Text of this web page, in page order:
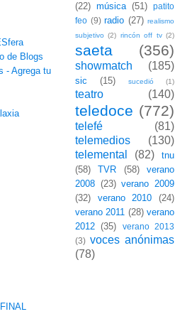
(22) música (51)
patito
feo (9) radio (27) realismo
subjetivo (2) rincón off tv (2)
saeta (356)
showmatch (185)
sic (15) sucedió (1)
teatro (140)
teledoce (772)
telefé
(81)
telemedios
(130)
telemental
(82)
tnu
(58)
TVR (58)
verano
2008 (23) verano 2009
(32)
verano 2010
(24)
verano 2011 (28) verano
2012 (35)
verano 2013
(3) voces anónimas
(78)